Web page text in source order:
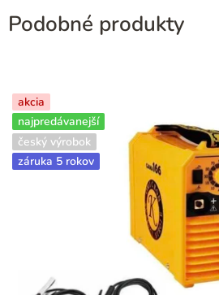
Podobné produkty
akcia
najpredávanejší
český výrobok
záruka 5 rokov